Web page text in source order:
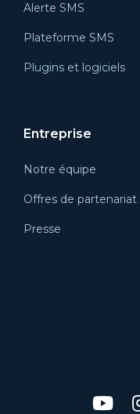
Alerte SMS
Plateforme SMS
Plugins et logiciels
Entreprise
Notre équipe
Offres de partenariat
Presse